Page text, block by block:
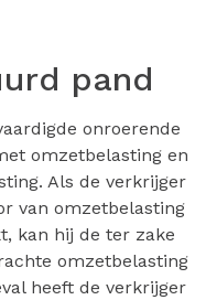
pand
onroerende
omzetbelasting en
Als de verkrijger
van omzetbelasting
kan hij de ter zake
omzetbelasting
heeft de verkrijger